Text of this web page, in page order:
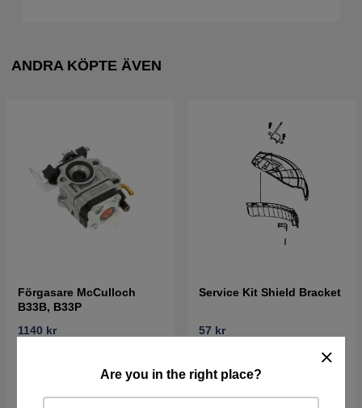
Are you in the right place?
ANDRA KÖPTE ÄVEN
Förgasare McCulloch
B33B, B33P
1140 kr
Köp
Service Kit Shield Bracket
57 kr
Best. vara. Skickas om 2-5
vardagar
Köp